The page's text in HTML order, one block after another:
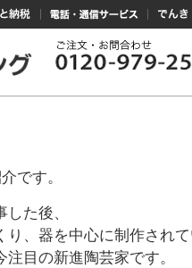
です。
た後、
り、器を中心に制作され
目の新進陶芸家です。